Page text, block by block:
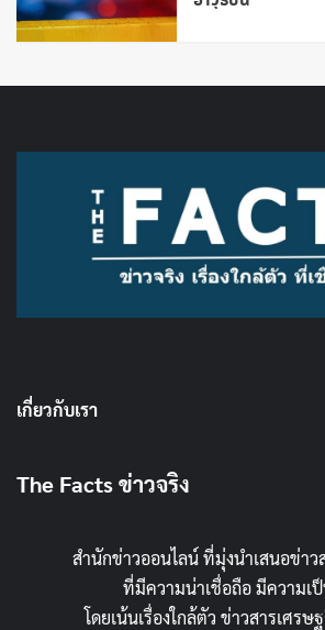
เกี่ยวกับเรา
The Facts ข่าวจริง
สำนักข่าวออนไลน์ ที่มุ่งนำเสนอข่าว
ที่มีความน่าเชื่อถือ มีความเ
โดยเน้นเรื่องใกล้ตัว ข่าวสารเศรษ